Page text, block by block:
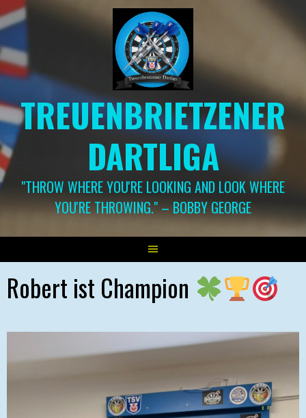
Springe
zum
TREUENBRIETZENER
DARTLIGA
"THROW WHERE YOU'RE LOOKING AND LOOK WHERE
YOU'RE THROWING." – BOBBY GEORGE
Robert ist Champion